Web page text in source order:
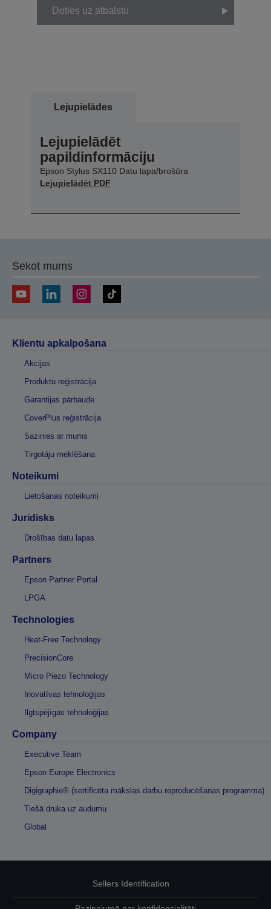
Doties uz atbalstu
Lejupielādes
Lejupielādēt
papildinformāciju
Epson Stylus SX110 Datu lapa/brošūra
Lejupielādēt PDF
Sekot mums
Klientu apkalpošana
Akcijas
Produktu reģistrācija
Garantijas pārbaude
CoverPlus reģistrācija
Sazinies ar mums
Tirgotāju meklēšana
Noteikumi
Lietošanas noteikumi
Juridisks
Drošības datu lapas
Partners
Epson Partner Portal
LPGA
Technologies
Heat-Free Technology
PrecisionCore
Micro Piezo Technology
Inovatīvas tehnoloģijas
Ilgtspējīgas tehnoloģijas
Company
Executive Team
Epson Europe Electronics
Digigraphie® (sertificēta mākslas darbu reproducēšanas programma)
Tiešā druka uz audumu
Global
Sellers Identification